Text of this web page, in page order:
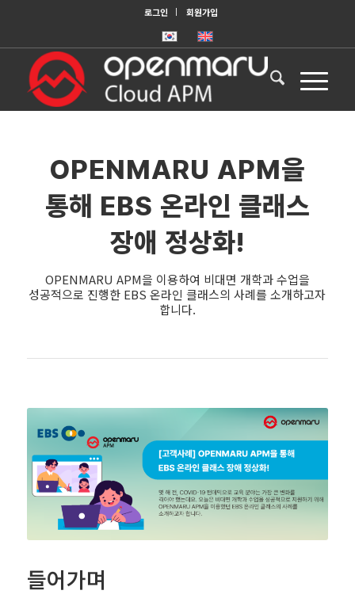
로그인 회원가입
OPENMARU APM을
통해 EBS 온라인 클래스
장애 정상화!
OPENMARU APM을 이용하여 비대면 개학과 수업을
성공적으로 진행한 EBS 온라인 클래스의 사례를 소개하고자
합니다.
들어가며